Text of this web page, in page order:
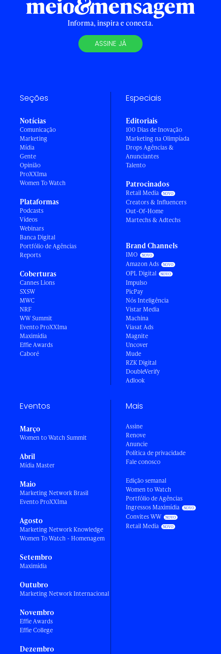
Informa, inspira e conecta.
ASSINE JÁ
Seções
Notícias
Comunicação
Marketing
Mídia
Gente
Opinião
ProXXIma
Women To Watch
Plataformas
Podcasts
Vídeos
Webinars
Banca Digital
Portfólio de Agências
Reports
Coberturas
Cannes Lions
SXSW
MWC
NRF
WW Summit
Evento ProXXIma
Maximídia
Effie Awards
Caboré
Especiais
Editoriais
100 Dias de Inovação
Marketing na Olimpíada
Drops Agências &
Anunciantes
Talento
Patrocinados
Retail Media
Creators & Influencers
Out-Of-Home
Martechs & Adtechs
Brand Channels
IMO
Amazon Ads
OPL Digital
Impulso
PicPay
Nós Inteligência
Vistar Media
Machina
Viasat Ads
Magnite
Uncover
Mude
RZK Digital
DoubleVerify
Adlook
Eventos
Março
Women to Watch Summit
Abril
Mídia Master
Maio
Marketing Network Brasil
Evento ProXXIma
Agosto
Marketing Network Knowledge
Women To Watch - Homenagem
Setembro
Maximídia
Outubro
Marketing Network Internacional
Novembro
Effie Awards
Effie College
Dezembro
Mais
Assine
Renove
Anuncie
Política de privacidade
Fale conosco
Edição semanal
Women to Watch
Portfólio de Agências
Ingressos Maximídia
Convites WW
Retail Media